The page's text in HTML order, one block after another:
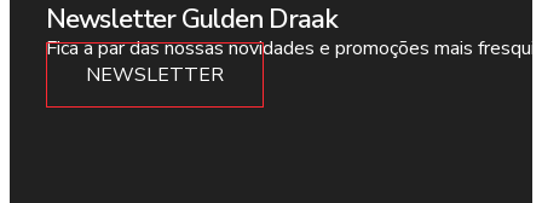
Newsletter Gulden Draak
Fica a par das nossas novidades e promoções mais
NEWSLETTER